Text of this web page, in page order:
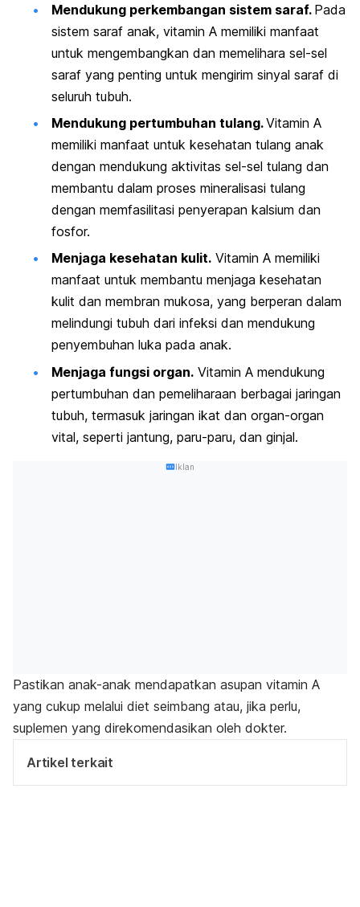
Mendukung perkembangan sistem saraf. Pada
sistem saraf anak, vitamin A memiliki manfaat
untuk mengembangkan dan memelihara sel-sel
saraf yang penting untuk mengirim sinyal saraf di
seluruh tubuh.
Mendukung pertumbuhan tulang.Vitamin A
memiliki manfaat untuk kesehatan tulang anak
dengan mendukung aktivitas sel-sel tulang dan
membantu dalam proses mineralisasi tulang
dengan memfasilitasi penyerapan kalsium dan
fosfor.
Menjaga kesehatan kulit. Vitamin A memiliki
manfaat untuk membantu menjaga kesehatan
kulit dan membran mukosa, yang berperan dalam
melindungi tubuh dari infeksi dan mendukung
penyembuhan luka pada anak.
Menjaga fungsi organ. Vitamin A mendukung
pertumbuhan dan pemeliharaan berbagai jaringan
tubuh, termasuk jaringan ikat dan organ-organ
vital, seperti jantung, paru-paru, dan ginjal.
Iklan
Pastikan anak-anak mendapatkan asupan vitamin A
yang cukup melalui diet seimbang atau, jika perlu,
suplemen yang direkomendasikan oleh dokter.
Artikel terkait